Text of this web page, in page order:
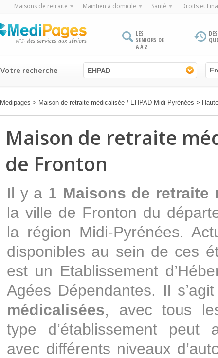
Maisons de retraite Maintien à domicile Santé Droits et
LES
SENIORS DE
A À Z
Votre recherche EHPAD
Medipages > Maison de retraite médicalisée / EHPAD Midi-Pyrénées >
Maison de retraite
de Fronton
Il y a 1 Maisons de retraite
la ville de Fronton du
la région Midi-Pyrénées.
disponibles au sein de ces
est un Etablissement
Agées Dépendantes. Il
médicalisées, avec tous
type d’établissement peut
avec différents niveaux